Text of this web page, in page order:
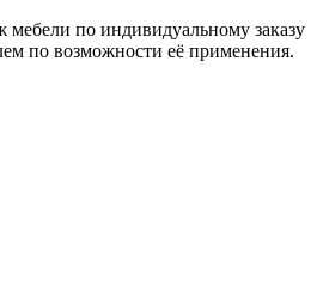
по индивидуальному заказу
по возможности её применения.